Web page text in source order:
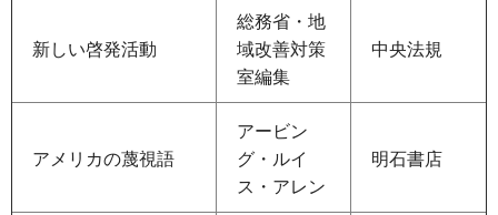
新しい啓発活動
総務省・地
域改善対策
室編集
中央法規
アメリカの蔑視語
アービン
グ・ルイ
ス・アレン
明石書店